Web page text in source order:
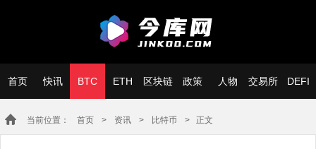
首页 快讯 BTC ETH 区块链 政策 人物 交易所 DEFI
当前位置： 首页 > 资讯 > 比特币 > 正文